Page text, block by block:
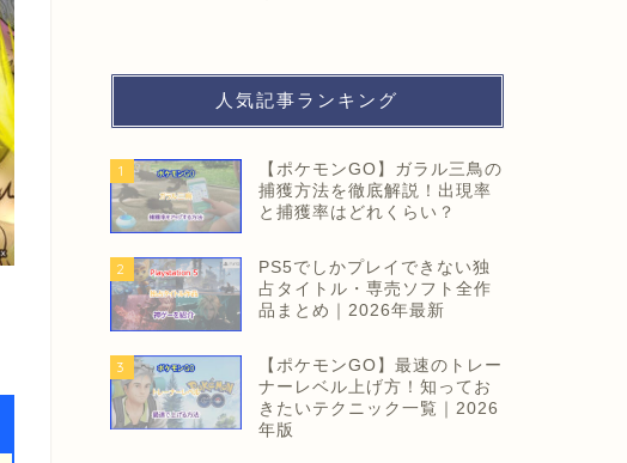
人気記事ランキング
1
【ポケモンGO】ガラル三鳥の
捕獲方法を徹底解説！出現率
と捕獲率はどれくらい？
2
PS5でしかプレイできない独
占タイトル・専売ソフト全作
品まとめ｜2026年最新
3
【ポケモンGO】最速のトレー
ナーレベル上げ方！知ってお
きたいテクニック一覧｜2026
年版